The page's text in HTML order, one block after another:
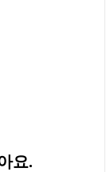
요.